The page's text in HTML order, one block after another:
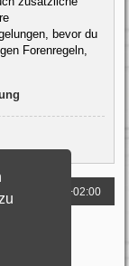
bevor du
Forenregeln,
UTC+02:00